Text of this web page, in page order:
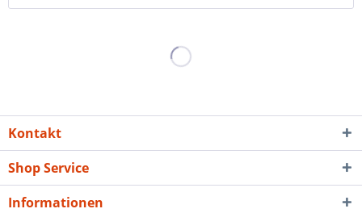
Kontakt
Shop Service
Informationen